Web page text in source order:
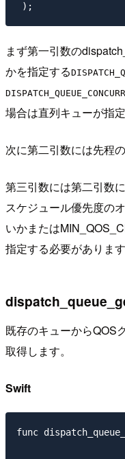
まず第一引数の
かを指定する
場合は直列キューが指定
次に第二引数には先程
第三引数には第二引数
スケジュール優先度の
いかまたは
指定する必要があります
既存のキューからQOS
取得します。
Swift
func